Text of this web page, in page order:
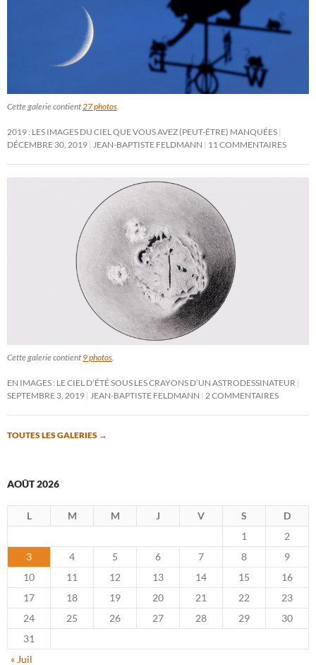
Cette galerie contient27 photos.
2019 : LES IMAGES DU CIEL QUE VOUS AVEZ (PEUT-ÊTRE) MANQUÉES
DÉCEMBRE 30, 2019 JEAN-BAPTISTE FELDMANN 11 COMMENTAIRES
Cette galerie contient 9 photos.
EN IMAGES : LE CIEL D’ÉTÉ SOUS LES CRAYONS D’UN ASTRODESSINATEUR
SEPTEMBRE 3, 2019 JEAN-BAPTISTE FELDMANN 2 COMMENTAIRES
TOUTES LES GALERIES →
AOÛT 2026
L M M J V S
D
1
2
3
4 5 6 7 8
9
10
11 12 13 14 15
16
17
18 19 20 21 22
23
24
25 26 27 28 29
30
31
« Juil